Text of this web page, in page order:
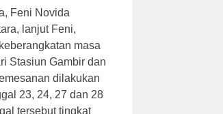
Feni Novida
lanjut Feni,
masa
Stasiun Gambir dan
dilakukan
23, 24, 27 dan 28
tersebut tingkat